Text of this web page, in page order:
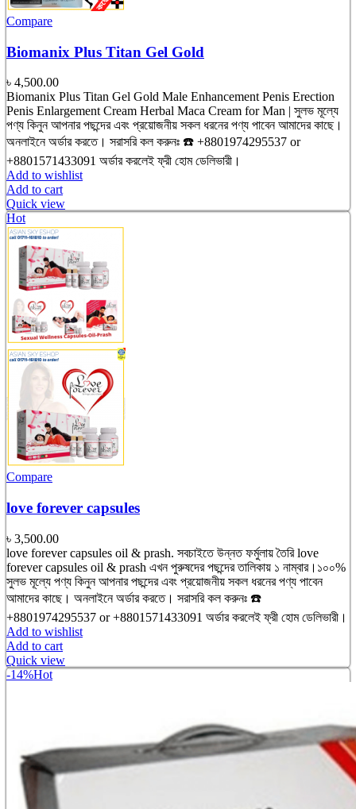
Compare
Biomanix Plus Titan Gel Gold
৳ 4,500.00
Biomanix Plus Titan Gel Gold Male Enhancement Penis Erection
Penis Enlargement Cream Herbal Maca Cream for Man | সুলভ মূল্যে
পণ্য কিনুন আপনার পছন্দের এবং প্রয়োজনীয় সকল ধরনের পণ্য পাবেন আমাদের কাছে।
অনলাইনে অর্ডার করতে। সরাসরি কল করুনঃ ☎️ +8801974295537 or
+8801571433091 অর্ডার করলেই ফ্রী হোম ডেলিভারী।
Add to wishlist
Add to cart
Quick view
Hot
Compare
love forever capsules
৳ 3,500.00
love forever capsules oil & prash. সবচাইতে উন্নত ফর্মুলায় তৈরি love
forever capsules oil & prash এখন পুরুষদের পছন্দের তালিকায় ১ নাম্বার।১০০%
সুলভ মূল্যে পণ্য কিনুন আপনার পছন্দের এবং প্রয়োজনীয় সকল ধরনের পণ্য পাবেন
আমাদের কাছে। অনলাইনে অর্ডার করতে। সরাসরি কল করুনঃ ☎️
+8801974295537 or +8801571433091 অর্ডার করলেই ফ্রী হোম ডেলিভারী।
Add to wishlist
Add to cart
Quick view
-14%Hot